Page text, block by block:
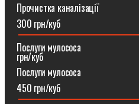
Прочистка каналізації
300 грн/куб
Послуги
грн/куб
Послуги мулососа
450 грн/куб